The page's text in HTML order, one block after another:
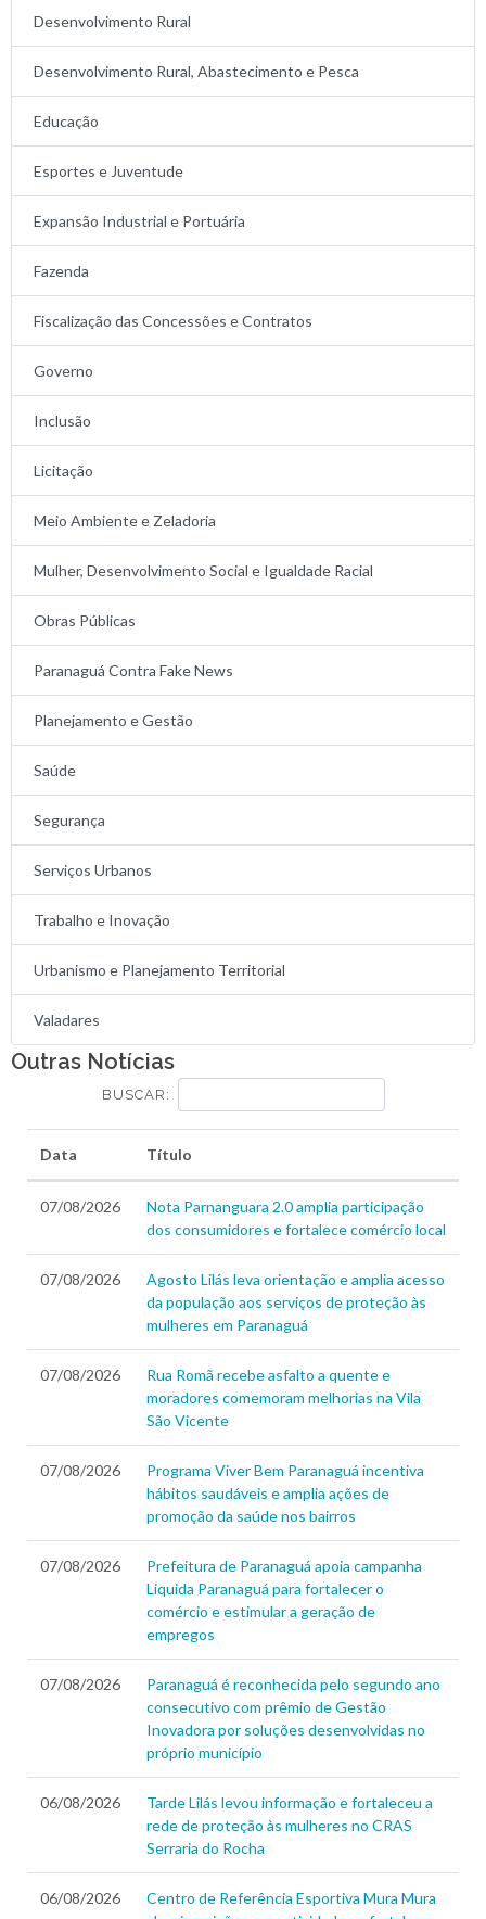
Desenvolvimento Rural
Desenvolvimento Rural, Abastecimento e Pesca
Educação
Esportes e Juventude
Expansão Industrial e Portuária
Fazenda
Fiscalização das Concessões e Contratos
Governo
Inclusão
Licitação
Meio Ambiente e Zeladoria
Mulher, Desenvolvimento Social e Igualdade Racial
Obras Públicas
Paranaguá Contra Fake News
Planejamento e Gestão
Saúde
Segurança
Serviços Urbanos
Trabalho e Inovação
Urbanismo e Planejamento Territorial
Valadares
Outras Notícias
BUSCAR:
Data Título
07/08/2026
Nota Parnanguara 2.0 amplia participação
dos consumidores e fortalece comércio local
07/08/2026
Agosto Lilás leva orientação e amplia acesso
da população aos serviços de proteção às
mulheres em Paranaguá
07/08/2026
Rua Romã recebe asfalto a quente e
moradores comemoram melhorias na Vila
São Vicente
07/08/2026
Programa Viver Bem Paranaguá incentiva
hábitos saudáveis e amplia ações de
promoção da saúde nos bairros
07/08/2026
Prefeitura de Paranaguá apoia campanha
Liquida Paranaguá para fortalecer o
comércio e estimular a geração de
empregos
07/08/2026
Paranaguá é reconhecida pelo segundo ano
consecutivo com prêmio de Gestão
Inovadora por soluções desenvolvidas no
próprio município
06/08/2026
Tarde Lilás levou informação e fortaleceu a
rede de proteção às mulheres no CRAS
Serraria do Rocha
06/08/2026
Centro de Referência Esportiva Mura Mura